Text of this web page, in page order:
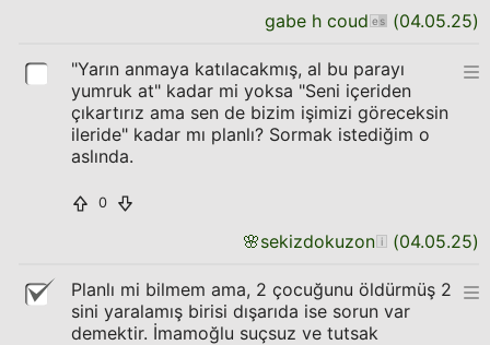
gabe h coud (04.05.25)
"Yarın anmaya katılacakmış, al bu parayı
yumruk at" kadar mi yoksa "Seni içeriden
çıkartırız ama sen de bizim işimizi göreceksin
ileride" kadar mı planlı? Sormak istediğim o
aslında.
0
🌸sekizdokuzon (04.05.25)
Planlı mi bilmem ama, 2 çocuğunu öldürmüş 2
sini yaralamış birisi dışarıda ise sorun var
demektir. İmamoğlu suçsuz ve tutsak